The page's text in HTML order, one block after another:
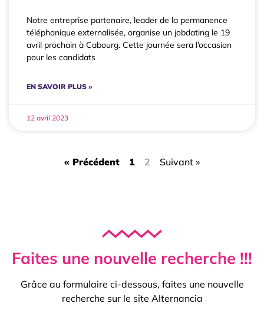
Notre entreprise partenaire, leader de la permanence
téléphonique externalisée, organise un jobdating le 19
avril prochain à Cabourg. Cette journée sera l’occasion
pour les candidats
EN SAVOIR PLUS »
12 avril 2023
« Précédent 1 2 Suivant »
Faites une nouvelle recherche !!!
Grâce au formulaire ci-dessous, faites une nouvelle
recherche sur le site Alternancia